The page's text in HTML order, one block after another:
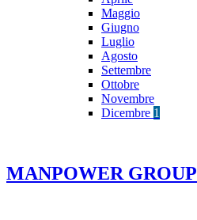
Maggio
Giugno
Luglio
Agosto
Settembre
Ottobre
Novembre
Dicembre 1
MANPOWER GROUP